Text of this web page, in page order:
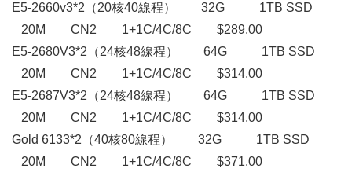
E5-2660v3*2（20核40線程） 32G 1TB SSD
20M CN2 1+1C/4C/8C $289.00
E5-2680V3*2（24核48線程） 64G 1TB SSD
20M CN2 1+1C/4C/8C $314.00
E5-2687V3*2（24核48線程） 64G 1TB SSD
20M CN2 1+1C/4C/8C $314.00
Gold 6133*2（40核80線程） 32G 1TB SSD
20M CN2 1+1C/4C/8C $371.00